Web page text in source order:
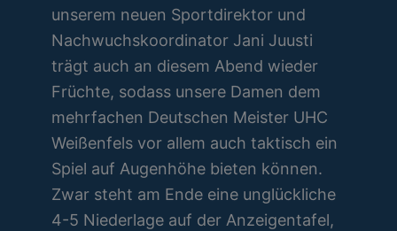
unserem neuen Sportdirektor und
Nachwuchskoordinator Jani Juusti
trägt auch an diesem Abend wieder
Früchte, sodass unsere Damen dem
mehrfachen Deutschen Meister UHC
Weißenfels vor allem auch taktisch ein
Spiel auf Augenhöhe bieten können.
Zwar steht am Ende eine unglückliche
4-5 Niederlage auf der Anzeigentafel,